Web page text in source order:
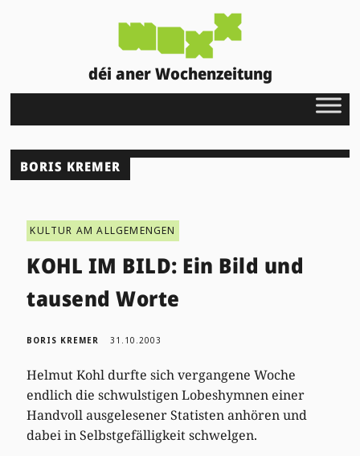
déi aner Wochenzeitung
BORIS KREMER
KULTUR AM ALLGEMENGEN
KOHL IM BILD: Ein Bild und
tausend Worte
BORIS KREMER 31.10.2003
Helmut Kohl durfte sich vergangene Woche
endlich die schwulstigen Lobeshymnen einer
Handvoll ausgelesener Statisten anhören und
dabei in Selbstgefälligkeit schwelgen.